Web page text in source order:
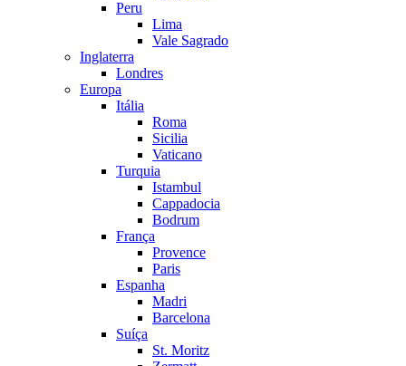
Peru
Lima
Vale Sagrado
Inglaterra
Londres
Europa
Itália
Roma
Sicilia
Vaticano
Turquia
Istambul
Cappadocia
Bodrum
França
Provence
Paris
Espanha
Madri
Barcelona
Suíça
St. Moritz